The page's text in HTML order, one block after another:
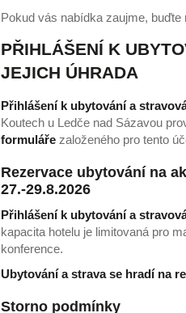
Pokud vás nabídka zaujme,
PŘIHLÁŠENÍ K
JEJICH ÚHRADA
Přihlášení k ubytování a
Koutech u Ledče nad Sázavou
formuláře založeného pro tento
Rezervace ubytování na
27.-29.8.2026
Přihlášení k ubytování a
kapacita hotelu je limitovaná pro
konference.
Ubytování a strava se hradí na
Storno podmínky